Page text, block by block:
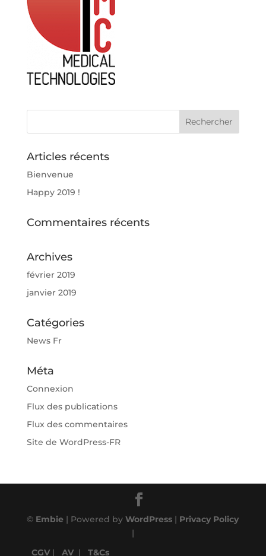
Articles récents
Bienvenue
Happy 2019 !
Commentaires récents
Archives
février 2019
janvier 2019
Catégories
News Fr
Méta
Connexion
Flux des publications
Flux des commentaires
Site de WordPress-FR
© Embie | Powered byWordPress | Privacy Policy
|
CGV| AV| T&Cs